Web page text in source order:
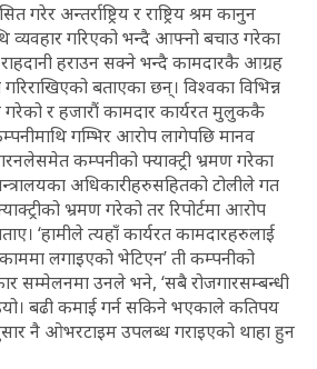
अन्तर्राष्ट्रिय र राष्ट्रिय श्रम कानुन
व्यवहार गरिएको भन्दै आफ्नो बचाउ गरेका
हराउन सक्ने भन्दै कामदारकै आग्रह
बताएका छन्। विश्वका विभिन्न
र हजारौं कामदार कार्यरत मुलुककै
गम्भिर आरोप लागेपछि मानव
कम्पनीको फ्याक्ट्री भ्रमण गरेका
अधिकारीहरुसहितको टोलीले गत
भ्रमण गरेको तर रिपोर्टमा आरोप
‘हामीले त्यहाँ कार्यरत कामदारहरुलाई
लगाइएको भेटिएन’ ती कम्पनीको
सम्मेलनमा उनले भने, ‘सबै रोजगारसम्बन्धी
बढी कमाई गर्न सकिने भएकाले कतिपय
नै ओभरटाइम उपलब्ध गराइएको थाहा हुन